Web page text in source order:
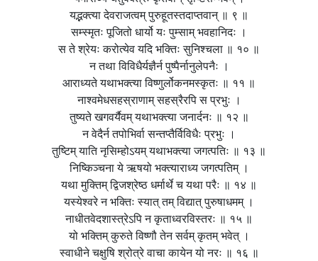
यद्भक्त्या देवराजत्वम् पुरुहूतस्तदाप्तवान् ॥ ९ ॥
सम्स्मृतः पूजितो धार्यो यः पुम्साम् भवहानिदः ।
स ते श्रेयः करोत्येव यदि भक्तिः सुनिश्चला ॥ १० ॥
न तथा विविधैर्यज्ञैर्न पुष्पैर्नानुलेपनैः ।
आराध्यते यथाभक्त्या विष्णुर्लोकनमस्कृतः ॥ ११ ॥
नाश्वमेधसहस्राणाम् सहस्रैरपि स प्रभुः ।
तुष्यते खगवर्यैवम् यथाभक्त्या जनार्दनः ॥ १२ ॥
न वेदैर्न तपोभिर्वा सन्तप्तैर्विविधैः प्रभुः ।
तुष्टिम् याति नृसिम्होऽयम् यथाभक्त्या जगत्पतिः ॥ १३ ॥
निष्किञ्चना ये ऋषयो भक्त्याराध्य जगत्पतिम् ।
यथा मुक्तिम् द्विजश्रेष्ठ धर्मार्थे च यथा परैः ॥ १४ ॥
यस्येश्वरे न भक्तिः स्यात् तम् विद्यात् पुरुषाधमम् ।
नाधीतवेदशास्त्रेऽपि न कृताध्वरविस्तरः ॥ १५ ॥
यो भक्तिम् कुरुते विष्णौ तेन सर्वम् कृतम् भवेत् ।
स्वाधीने चक्षुषि श्रोत्रे वाचा कायेन यो नरः ॥ १६ ॥